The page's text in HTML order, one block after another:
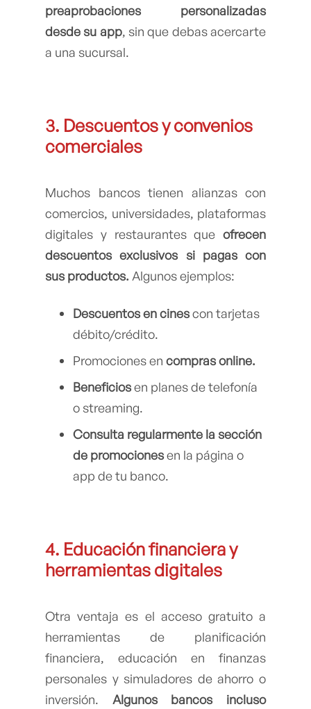
preaprobaciones personalizadas
desde su app, sin que debas acercarte
a una sucursal.
3. Descuentos y convenios
comerciales
Muchos bancos tienen alianzas con
comercios, universidades, plataformas
digitales y restaurantes que ofrecen
descuentos exclusivos si pagas con
sus productos. Algunos ejemplos:
Descuentos en cinescon tarjetas
débito/crédito.
Promociones en compras online.
Beneficiosen planes de telefonía
o streaming.
Consulta regularmente la sección
de promocionesen la página o
app de tu banco.
4. Educación financiera y
herramientas digitales
Otra ventaja es el acceso gratuito a
herramientas de planificación
financiera, educación en finanzas
personales y simuladores de ahorro o
inversión. Algunos bancos incluso